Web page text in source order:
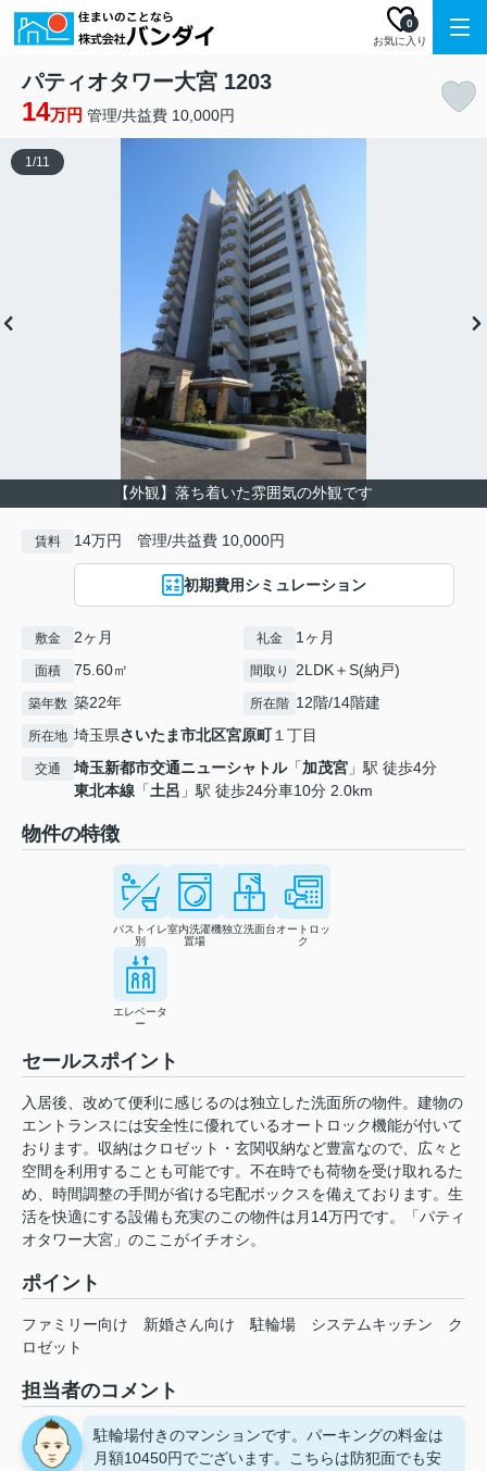
お気に入り
0
パティオタワー大宮 1203
14万円 管理/共益費 10,000円
【外観】落ち着いた雰囲気の外観です
1/11
賃料 14万円 管理/共益費 10,000円
初期費用シミュレーション
敷金 2ヶ月 礼金 1ヶ月
面積 75.60㎡ 間取り 2LDK＋S(納戸)
築年数 築22年 所在階 12階/14階建
所在地 埼玉県さいたま市北区宮原町１丁目
交通 埼玉新都市交通ニューシャトル「加茂宮 」駅 徒歩4分
東北本線 「土呂 」駅 徒歩24分車10分 2.0km
物件の特徴
バストイレ
別
室内洗濯機
置場
独立洗面台オートロッ
ク
エレベータ
ー
セールスポイント
入居後、改めて便利に感じるのは独立した洗面所の物件。建物の
エントランスには安全性に優れているオートロック機能が付いて
おります。収納はクロゼット・玄関収納など豊富なので、広々と
空間を利用することも可能です。不在時でも荷物を受け取れるた
め、時間調整の手間が省ける宅配ボックスを備えております。生
活を快適にする設備も充実のこの物件は月14万円です。「パティ
オタワー大宮」のここがイチオシ。
ポイント
ファミリー向け 新婚さん向け 駐輪場 システムキッチン
ク
ロゼット
担当者のコメント
駐輪場付きのマンションです。パーキングの料金は
月額10450円でございます。こちらは防犯面でも安